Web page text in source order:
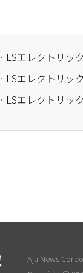
· LSエレクトリッ
Aju News